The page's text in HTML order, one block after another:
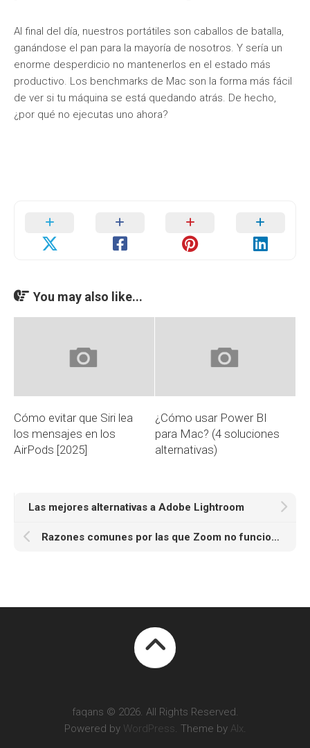
Al final del día, nuestros portátiles son caballos de batalla,
ganándose el pan para la mayoría de nosotros. Y sería un
enorme desperdicio no mantenerlos en el estado más
productivo. Los benchmarks de Mac son la forma más fácil
de ver si tu máquina se está quedando atrás. De hecho,
¿por qué no ejecutas uno ahora?
You may also like...
Cómo evitar que Siri lea
los mensajes en los
AirPods [2025]
¿Cómo usar Power BI
para Mac? (4 soluciones
alternativas)
Las mejores alternativas a Adobe Lightroom
Razones comunes por las que Zoom no funciona y cómo solucionarlas
faqans © 2026. All Rights Reserved.
Powered by WordPress. Theme by Alx.